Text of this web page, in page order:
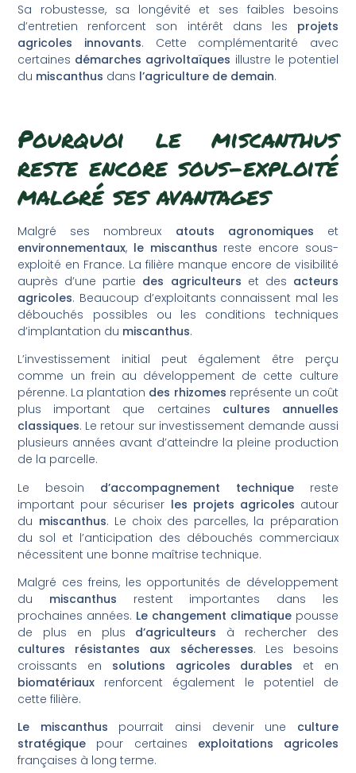
Sa robustesse, sa longévité et ses faibles besoins
d’entretien renforcent son intérêt dans les projets
agricoles innovants. Cette complémentarité avec
certaines démarches agrivoltaïques illustre le potentiel
du miscanthus dans l’agriculture de demain.
Pourquoi le miscanthus
reste encore sous-exploité
malgré ses avantages
Malgré ses nombreux atouts agronomiques et
environnementaux, le miscanthus reste encore sous-
exploité en France. La filière manque encore de visibilité
auprès d’une partie des agriculteurs et des acteurs
agricoles. Beaucoup d’exploitants connaissent mal les
débouchés possibles ou les conditions techniques
d’implantation du miscanthus.
L’investissement initial peut également être perçu
comme un frein au développement de cette culture
pérenne. La plantation des rhizomes représente un coût
plus important que certaines cultures annuelles
classiques. Le retour sur investissement demande aussi
plusieurs années avant d’atteindre la pleine production
de la parcelle.
Le besoin d’accompagnement techniquereste
important pour sécuriser les projets agricoles autour
du miscanthus. Le choix des parcelles, la préparation
du sol et l’anticipation des débouchés commerciaux
nécessitent une bonne maîtrise technique.
Malgré ces freins, les opportunités de développement
du miscanthus restent importantes dans les
prochaines années. Le changement climatiquepousse
de plus en plus d’agriculteurs à rechercher des
cultures résistantes aux sécheresses. Les besoins
croissants en solutions agricoles durables et en
biomatériaux renforcent également le potentiel de
cette filière.
Le miscanthus pourrait ainsi devenir une culture
stratégique pour certaines exploitations agricoles
françaises à long terme.